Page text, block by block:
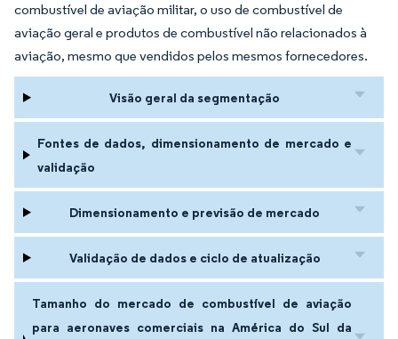
combustível de aviação militar, o uso de combustível de
aviação geral e produtos de combustível não relacionados à
aviação, mesmo que vendidos pelos mesmos fornecedores.
Visão geral da segmentação
Fontes de dados, dimensionamento de mercado e
validação
Dimensionamento e previsão de mercado
Validação de dados e ciclo de atualização
Tamanho do mercado de combustível de aviação
para aeronaves comerciais na América do Sul da